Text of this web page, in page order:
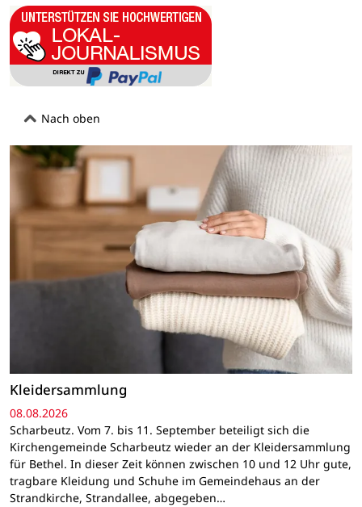
Nach oben
Kleidersammlung
08.08.2026
Scharbeutz. Vom 7. bis 11. September beteiligt sich die
Kirchengemeinde Scharbeutz wieder an der Kleidersammlung
für Bethel. In dieser Zeit können zwischen 10 und 12 Uhr gute,
tragbare Kleidung und Schuhe im Gemeindehaus an der
Strandkirche, Strandallee, abgegeben…